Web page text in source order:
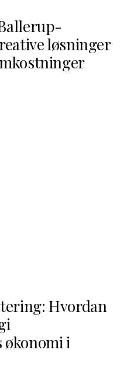
løsninger
Hvordan
i